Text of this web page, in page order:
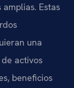
Estas
una
activos
beneficios